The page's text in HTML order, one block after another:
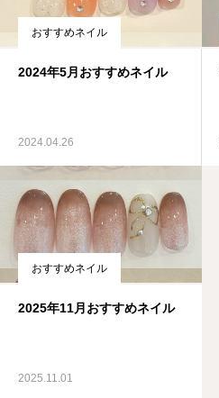
おすすめネイル
2024年5月おすすめネイル
2024.04.26
おすすめネイル
2025年11月おすすめネイル
2025.11.01